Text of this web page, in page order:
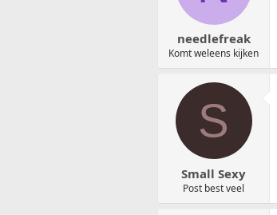
needlefreak
Komt weleens kijken
S
Small Sexy
Post best veel